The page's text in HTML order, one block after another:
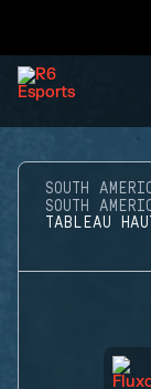
SOUTH
SOUTH
TABLEAU